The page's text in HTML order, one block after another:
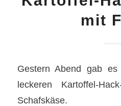
mit
Gestern Abend gab
leckeren Kartoffel-
Schafskäse.